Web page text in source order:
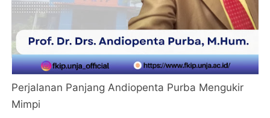
Perjalanan Panjang Andiopenta Purba Mengukir
Mimpi